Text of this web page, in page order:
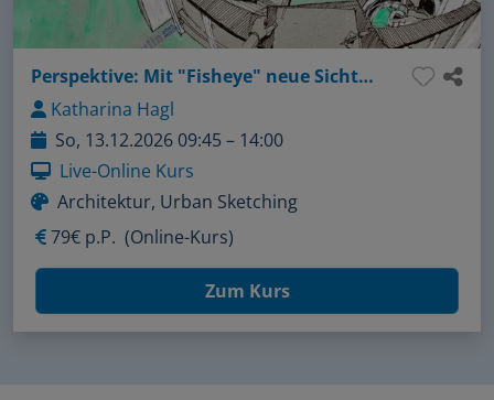
Perspektive: Mit "Fisheye" neue Sichtweisen meistern!
Katharina Hagl
So, 13.12.2026 09:45 – 14:00
Live-Online Kurs
Architektur, Urban Sketching
79€ p.P. (Online-Kurs)
Zum Kurs